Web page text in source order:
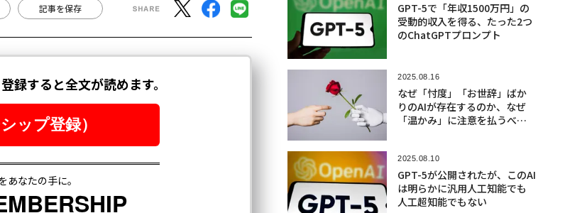
記事を保存
GPT-5で「年収1500万円」の
受動的収入を得る、たった2つ
のChatGPTプロンプト
2025.08.16
なぜ「忖度」「お世辞」ばか
りのAIが存在するのか、なぜ
「温かみ」に注意を払うべき
2025.08.10
GPT-5が公開されたが、このAI
は明らかに汎用人工知能でも
人工超知能でもない